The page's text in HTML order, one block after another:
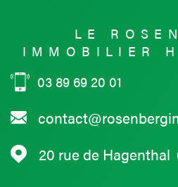
LE
IMMOBILIER
03 89 69 20 01
20 rue de Hagenthal